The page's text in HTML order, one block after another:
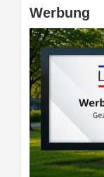
Werbung